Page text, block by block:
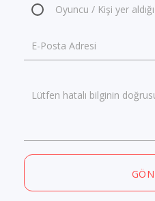
Oyuncu / Kişi yer
E-Posta Adresi
Lütfen hatalı bilginin